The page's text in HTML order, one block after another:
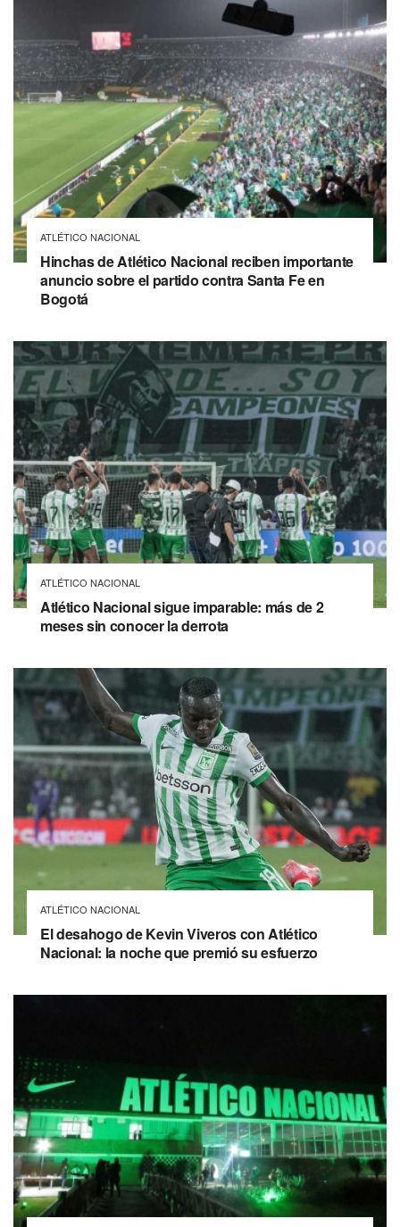
ATLÉTICO NACIONAL
Hinchas de Atlético Nacional reciben importante
anuncio sobre el partido contra Santa Fe en
Bogotá
ATLÉTICO NACIONAL
Atlético Nacional sigue imparable: más de 2
meses sin conocer la derrota
ATLÉTICO NACIONAL
El desahogo de Kevin Viveros con Atlético
Nacional: la noche que premió su esfuerzo